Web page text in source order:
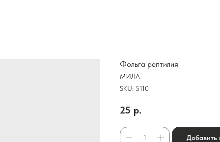
Фольга рептилия
МИЛА
SKU: 5110
25 р.
Добавить